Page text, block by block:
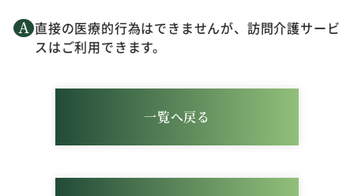
直接の医療的行為はできませんが、訪問介護サービ
スはご利用できます。
一覧へ戻る